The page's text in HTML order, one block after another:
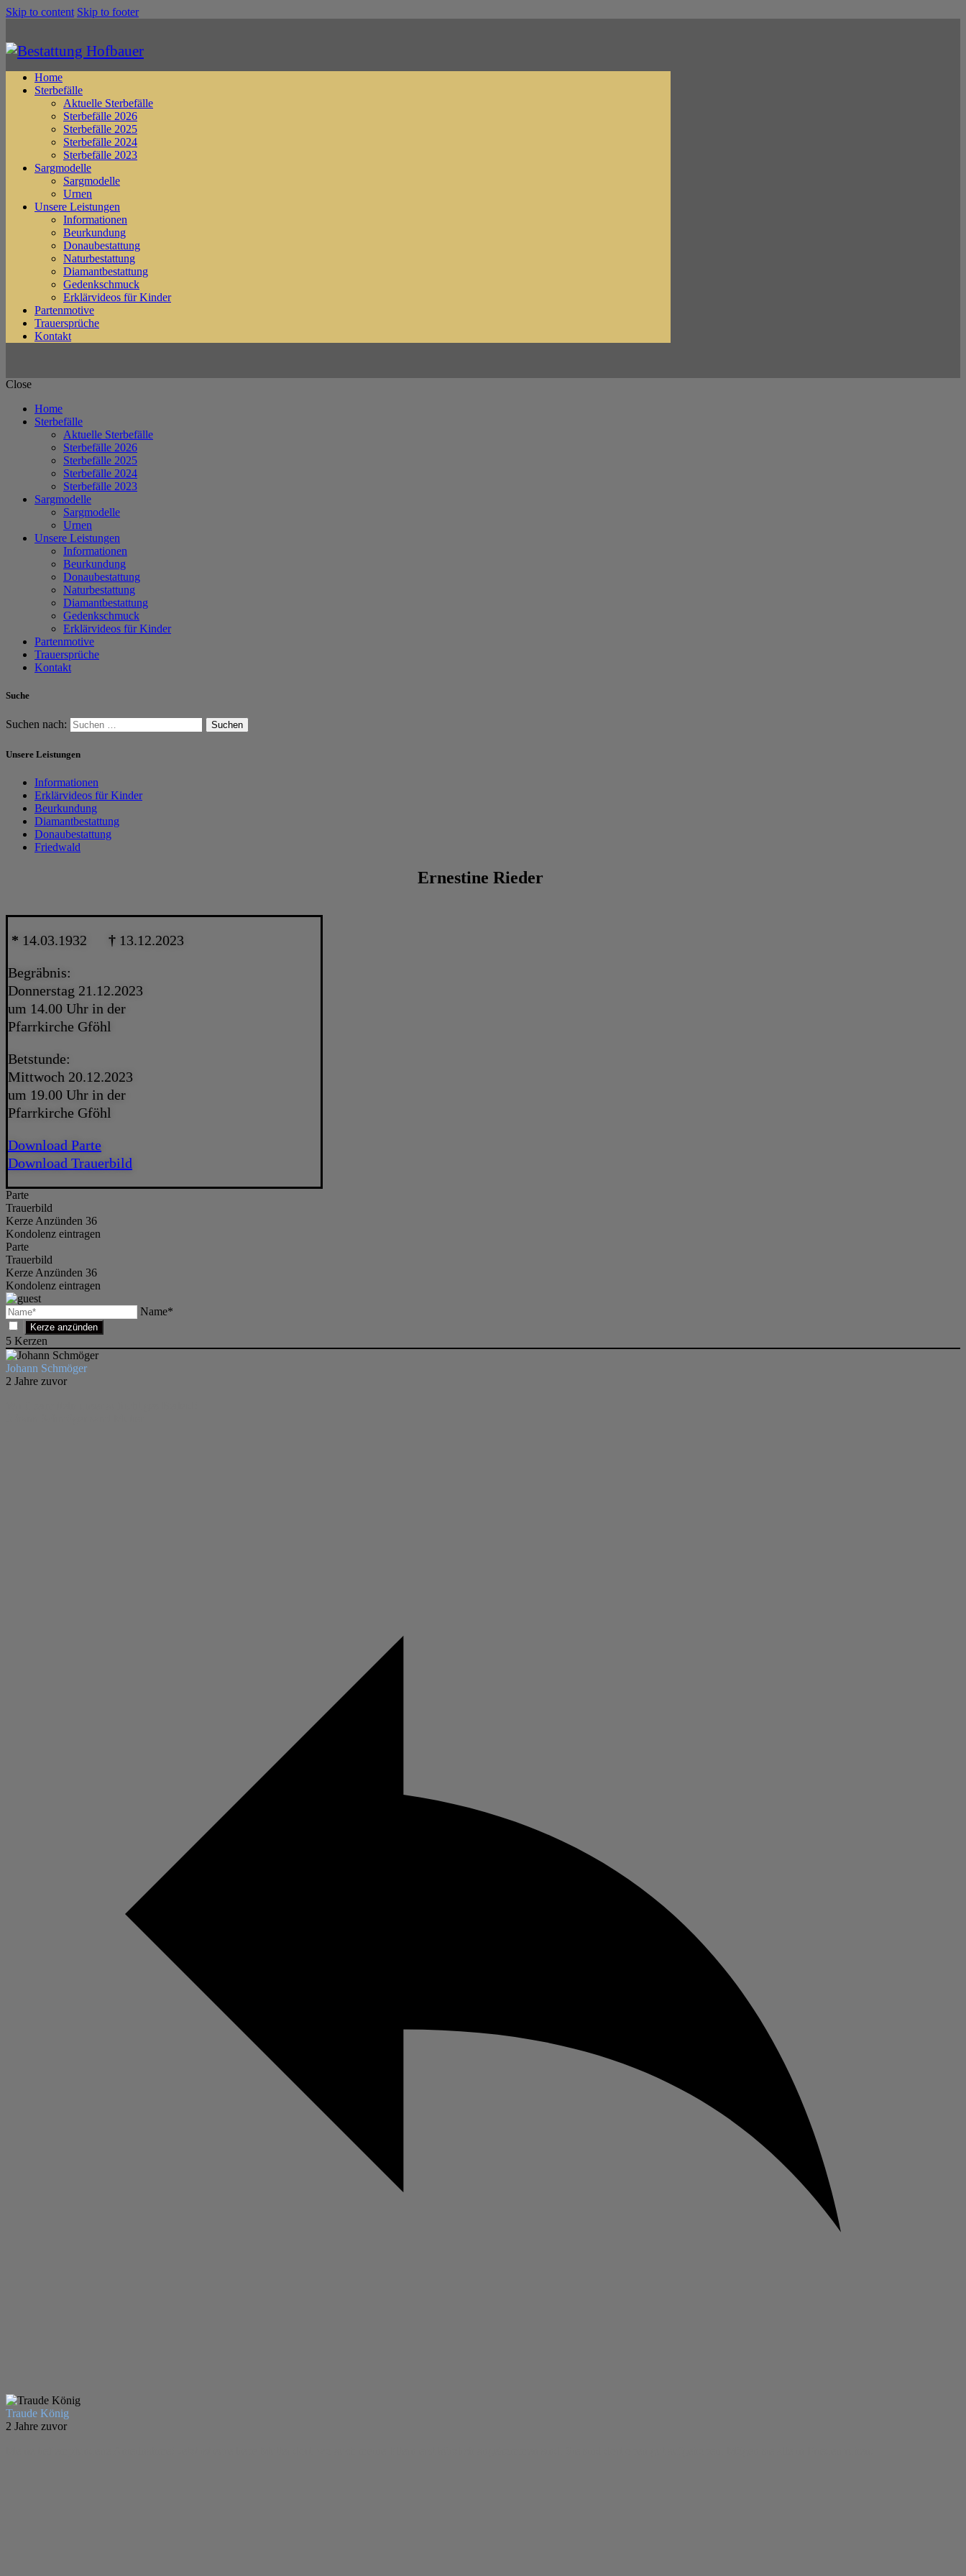
Skip to content Skip to footer
Home
Sterbefälle
Aktuelle Sterbefälle
Sterbefälle 2026
Sterbefälle 2025
Sterbefälle 2024
Sterbefälle 2023
Sargmodelle
Sargmodelle
Urnen
Unsere Leistungen
Informationen
Beurkundung
Donaubestattung
Naturbestattung
Diamantbestattung
Gedenkschmuck
Erklärvideos für Kinder
Partenmotive
Trauersprüche
Kontakt
Close
Home
Sterbefälle
Aktuelle Sterbefälle
Sterbefälle 2026
Sterbefälle 2025
Sterbefälle 2024
Sterbefälle 2023
Sargmodelle
Sargmodelle
Urnen
Unsere Leistungen
Informationen
Beurkundung
Donaubestattung
Naturbestattung
Diamantbestattung
Gedenkschmuck
Erklärvideos für Kinder
Partenmotive
Trauersprüche
Kontakt
Suche
Suchen nach:
Unsere Leistungen
Informationen
Erklärvideos für Kinder
Beurkundung
Diamantbestattung
Donaubestattung
Friedwald
Ernestine Rieder
* 14.03.1932 † 13.12.2023
Begräbnis:
Donnerstag 21.12.2023
um 14.00 Uhr in der
Pfarrkirche Gföhl
Betstunde:
Mittwoch 20.12.2023
um 19.00 Uhr in der
Pfarrkirche Gföhl
Download Parte
Download Trauerbild
Parte
Trauerbild
Kerze Anzünden 36
Kondolenz eintragen
Parte
Trauerbild
Kerze Anzünden 36
Kondolenz eintragen
Name*
5 Kerzen
Johann Schmöger
2 Jahre zuvor
Traude König
2 Jahre zuvor